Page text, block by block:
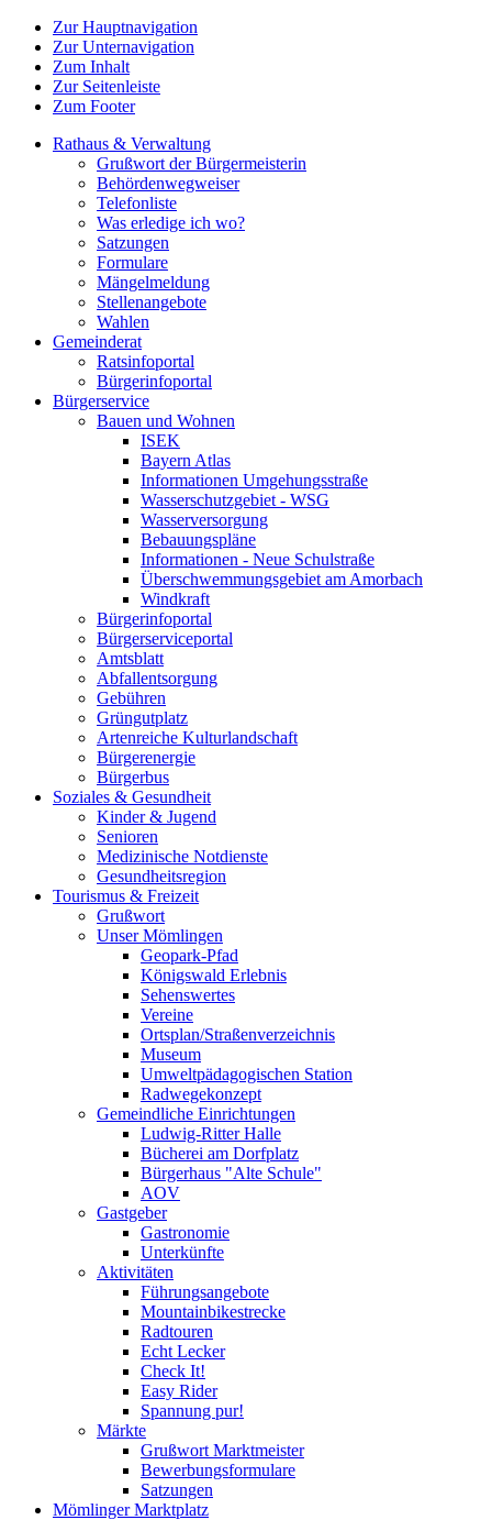
Zur Hauptnavigation
Zur Unternavigation
Zum Inhalt
Zur Seitenleiste
Zum Footer
Rathaus & Verwaltung
Grußwort der Bürgermeisterin
Behördenwegweiser
Telefonliste
Was erledige ich wo?
Satzungen
Formulare
Mängelmeldung
Stellenangebote
Wahlen
Gemeinderat
Ratsinfoportal
Bürgerinfoportal
Bürgerservice
Bauen und Wohnen
ISEK
Bayern Atlas
Informationen Umgehungsstraße
Wasserschutzgebiet - WSG
Wasserversorgung
Bebauungspläne
Informationen - Neue Schulstraße
Überschwemmungsgebiet am Amorbach
Windkraft
Bürgerinfoportal
Bürgerserviceportal
Amtsblatt
Abfallentsorgung
Gebühren
Grüngutplatz
Artenreiche Kulturlandschaft
Bürgerenergie
Bürgerbus
Soziales & Gesundheit
Kinder & Jugend
Senioren
Medizinische Notdienste
Gesundheitsregion
Tourismus & Freizeit
Grußwort
Unser Mömlingen
Geopark-Pfad
Königswald Erlebnis
Sehenswertes
Vereine
Ortsplan/Straßenverzeichnis
Museum
Umweltpädagogischen Station
Radwegekonzept
Gemeindliche Einrichtungen
Ludwig-Ritter Halle
Bücherei am Dorfplatz
Bürgerhaus "Alte Schule"
AOV
Gastgeber
Gastronomie
Unterkünfte
Aktivitäten
Führungsangebote
Mountainbikestrecke
Radtouren
Echt Lecker
Check It!
Easy Rider
Spannung pur!
Märkte
Grußwort Marktmeister
Bewerbungsformulare
Satzungen
Mömlinger Marktplatz